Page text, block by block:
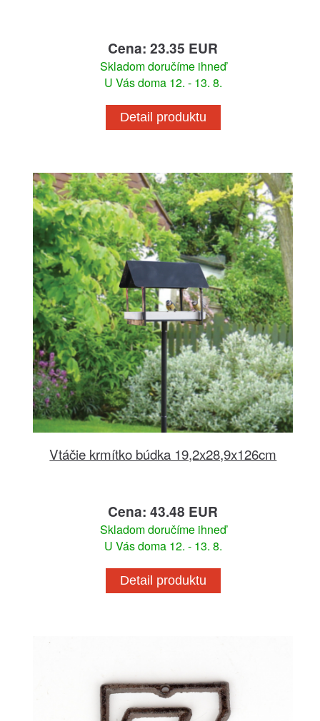
Cena: 23.35 EUR
Skladom doručíme ihneď
U Vás doma 12. - 13. 8.
Detail produktu
Vtáčie krmítko búdka 19,2x28,9x126cm
Cena: 43.48 EUR
Skladom doručíme ihneď
U Vás doma 12. - 13. 8.
Detail produktu